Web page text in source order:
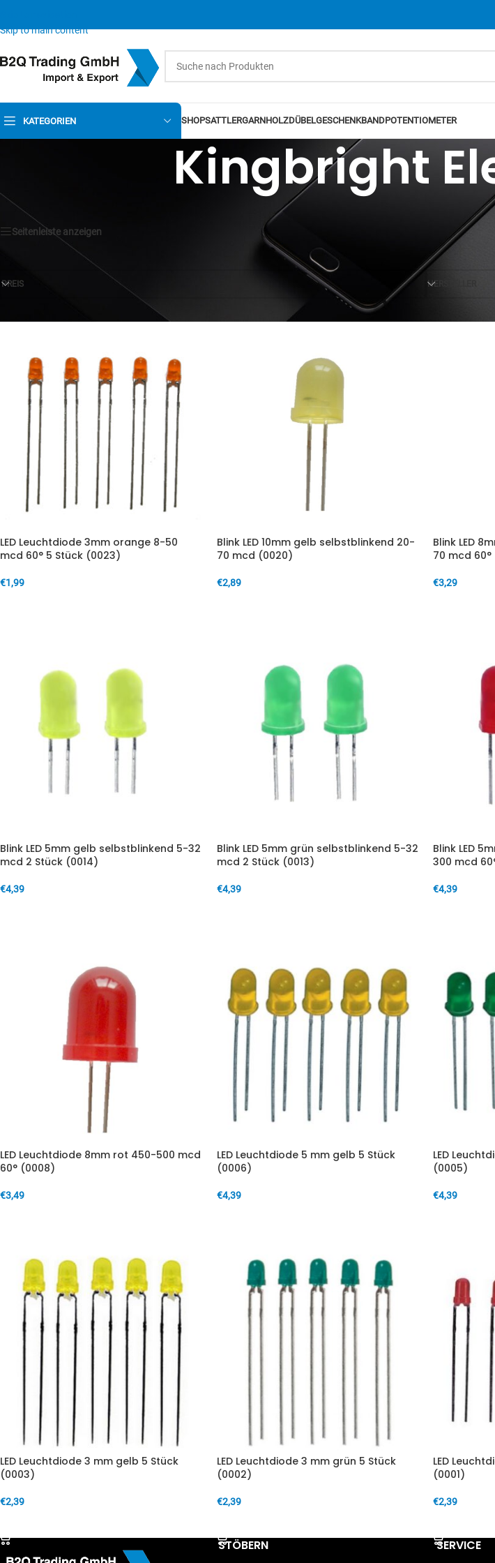
Skip to main content
KATEGORIEN SHOPSATTLERGARNHOLZDÜBELGESCHENKBANDPOTENTIOMETER
Kingbright
Seitenleiste anzeigen
PREIS HERSTELLER
LED Leuchtdiode 3mm orange 8-50
mcd 60° 5 Stück (0023)
€1,99
Blink LED 10mm gelb selbstblinkend 20-
70 mcd (0020)
€2,89
Blink LED
70 mcd 60°
€3,29
Blink LED 5mm gelb selbstblinkend 5-32
mcd 2 Stück (0014)
€4,39
Blink LED 5mm grün selbstblinkend 5-32
mcd 2 Stück (0013)
€4,39
Blink LED
300 mcd
€4,39
LED Leuchtdiode 8mm rot 450-500 mcd
60° (0008)
€3,49
LED Leuchtdiode 5 mm gelb 5 Stück
(0006)
€4,39
LED
(0005)
€4,39
LED Leuchtdiode 3 mm gelb 5 Stück
(0003)
€2,39
LED Leuchtdiode 3 mm grün 5 Stück
(0002)
€2,39
LED
(0001)
€2,39
STÖBERN SERVICE